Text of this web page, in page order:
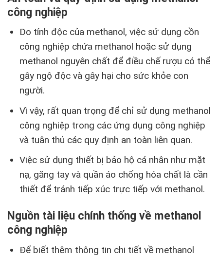
công nghiệp
Do tính độc của methanol, việc sử dụng cồn
công nghiệp chứa methanol hoặc sử dụng
methanol nguyên chất để điều chế rượu có thể
gây ngộ độc và gây hại cho sức khỏe con
người.
Vì vậy, rất quan trọng để chỉ sử dụng methanol
công nghiệp trong các ứng dụng công nghiệp
và tuân thủ các quy định an toàn liên quan.
Việc sử dụng thiết bị bảo hộ cá nhân như mặt
nạ, găng tay và quần áo chống hóa chất là cần
thiết để tránh tiếp xúc trực tiếp với methanol.
Nguồn tài liệu chính thống về methanol
công nghiệp
Để biết thêm thông tin chi tiết về methanol